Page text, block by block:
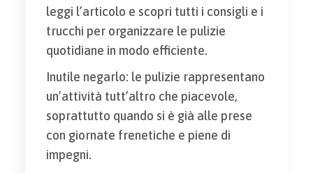
leggi l’articolo e scopri tutti i consigli e i
trucchi per organizzare le pulizie
quotidiane in modo efficiente.
Inutile negarlo: le pulizie rappresentano
un’attività tutt’altro che piacevole,
soprattutto quando si è già alle prese
con giornate frenetiche e piene di
impegni.